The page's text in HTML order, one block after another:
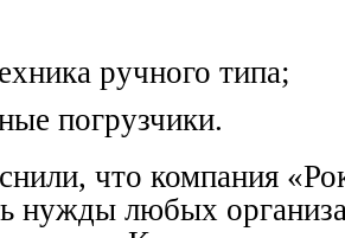
ручного типа;
погрузчики.
что компания
нужды любых